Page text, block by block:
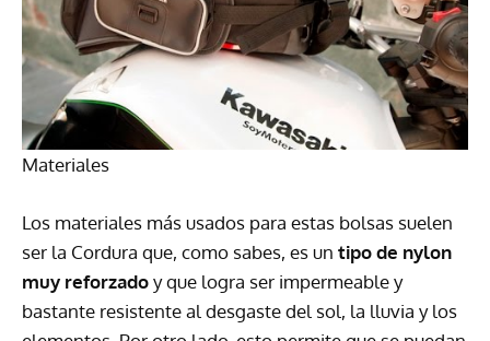
Materiales
Los materiales más usados para estas bolsas suelen
ser la Cordura que, como sabes, es un tipo de nylon
muy reforzadoy que logra ser impermeable y
bastante resistente al desgaste del sol, la lluvia y los